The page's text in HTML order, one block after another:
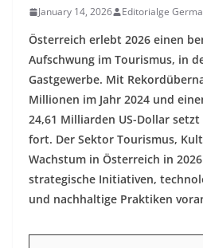
January 14, 2026 Editorialge
Österreich erlebt 2026 einen
Aufschwung im Tourismus, in
Gastgewerbe. Mit
Millionen im Jahr 2024 und
24,61 Milliarden US-Dollar
fort. Der Sektor Tourismus,
Wachstum in Österreich in
strategische Initiativen,
und nachhaltige Praktiken